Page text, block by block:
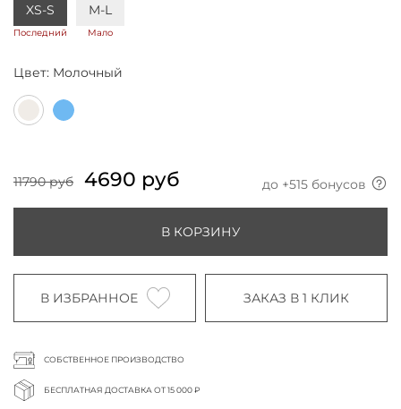
XS-S
Последний
M-L
Мало
Цвет: Молочный
11790 руб 4690 руб до +515 бонусов
В КОРЗИНУ
В ИЗБРАННОЕ ЗАКАЗ В 1 КЛИК
СОБСТВЕННОЕ ПРОИЗВОДСТВО
БЕСПЛАТНАЯ ДОСТАВКА ОТ 15 000 ₽